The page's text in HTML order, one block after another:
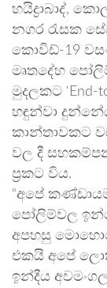
හයිද්‍රාබාද්,
නගර රැසක
කොවිඩ්-19
මෘතදේහ
මුදලකට ‘End-
හඳුන්වා
කාන්තාවකට
වල දී
ප්‍රකට විය.
“අපේ
පෝලිම්වල
අපහසු
එකයි අපේ
ඉන්දීය